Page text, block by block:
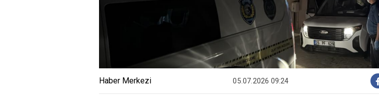
Haber Merkezi 05.07.2026 09:24